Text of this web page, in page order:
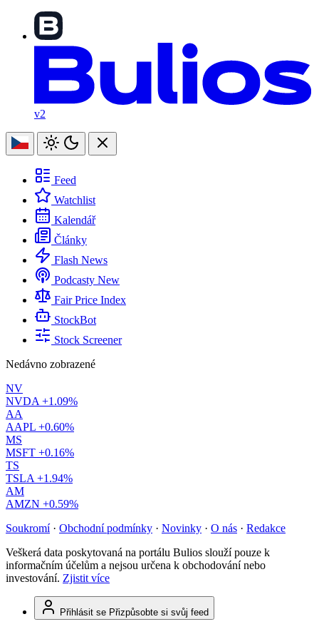
v2
Feed
Watchlist
Kalendář
Články
Flash News
Podcasty New
Fair Price Index
StockBot
Stock Screener
Nedávno zobrazené
NV
NVDA +1.09%
AA
AAPL +0.60%
MS
MSFT +0.16%
TS
TSLA +1.94%
AM
AMZN +0.59%
Soukromí · Obchodní podmínky · Novinky · O nás · Redakce
Veškerá data poskytovaná na portálu Bulios slouží pouze k
informačním účelům a nejsou určena k obchodování nebo
investování. Zjistit více
Přihlásit se Přizpůsobte si svůj feed